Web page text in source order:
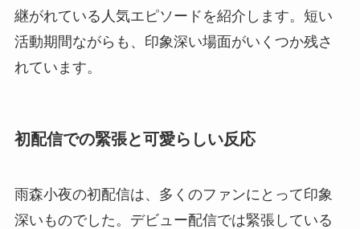
継がれている人気エピソードを紹介します。短い
活動期間ながらも、印象深い場面がいくつか残さ
れています。
初配信での緊張と可愛らしい反応
雨森小夜の初配信は、多くのファンにとって印象
深いものでした。デビュー配信では緊張している